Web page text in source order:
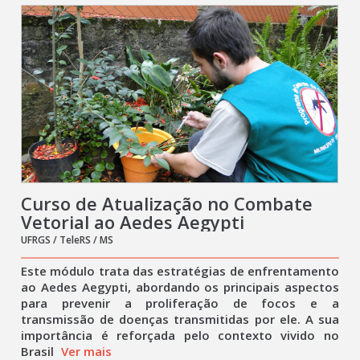
Curso de Atualização no Combate
Vetorial ao Aedes Aegypti
UFRGS / TeleRS / MS
Este módulo trata das estratégias de enfrentamento
ao Aedes Aegypti, abordando os principais aspectos
para prevenir a proliferação de focos e a
transmissão de doenças transmitidas por ele. A sua
importância é reforçada pelo contexto vivido no
Brasil Ver mais